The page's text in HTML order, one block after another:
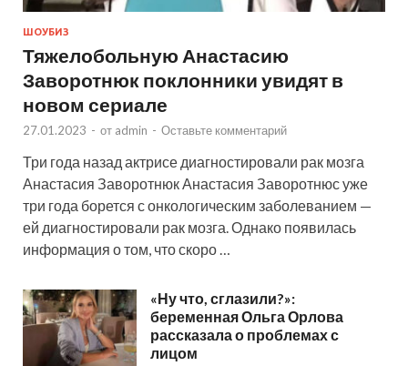
ШОУБИЗ
Тяжелобольную Анастасию
Заворотнюк поклонники увидят в
новом сериале
27.01.2023 - от admin - Оставьте комментарий
Три года назад актрисе диагностировали рак мозга
Анастасия Заворотнюк Анастасия Заворотнюс уже
три года борется с онкологическим заболеванием —
ей диагностировали рак мозга. Однако появилась
информация о том, что скоро …
«Ну что, сглазили?»:
беременная Ольга Орлова
рассказала о проблемах с
лицом